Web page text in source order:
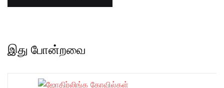
இது போன்றவை